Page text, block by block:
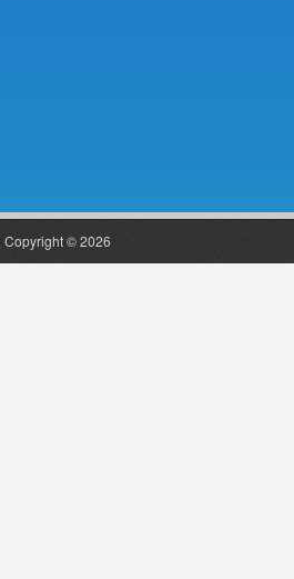
Copyright © 2026